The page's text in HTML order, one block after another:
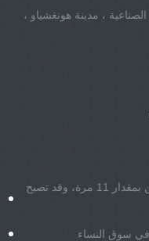
الصناعية ، مدينة هونغشياو ،
وقد زادت مبيعات الأجهزة المخصصة للبالغين بمقدار 11 مرة، وقد تصبح
في سوق النساء